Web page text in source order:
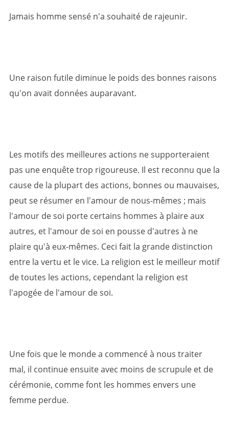
Jamais homme sensé n'a souhaité de rajeunir.
Une raison futile diminue le poids des bonnes raisons
qu'on avait données auparavant.
Les motifs des meilleures actions ne supporteraient
pas une enquête trop rigoureuse. Il est reconnu que la
cause de la plupart des actions, bonnes ou mauvaises,
peut se résumer en l'amour de nous-mêmes ; mais
l'amour de soi porte certains hommes à plaire aux
autres, et l'amour de soi en pousse d'autres à ne
plaire qu'à eux-mêmes. Ceci fait la grande distinction
entre la vertu et le vice. La religion est le meilleur motif
de toutes les actions, cependant la religion est
l'apogée de l'amour de soi.
Une fois que le monde a commencé à nous traiter
mal, il continue ensuite avec moins de scrupule et de
cérémonie, comme font les hommes envers une
femme perdue.